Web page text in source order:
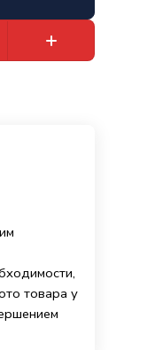
товара у